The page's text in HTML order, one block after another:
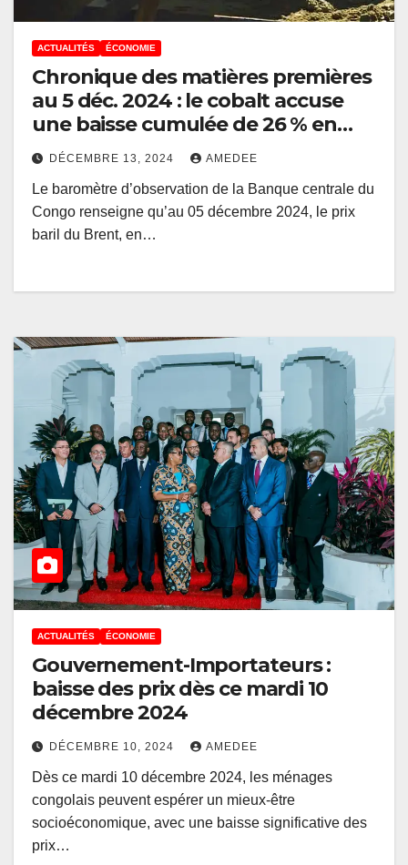
ACTUALITÉS ÉCONOMIE
Chronique des matières premières
au 5 déc. 2024 : le cobalt accuse
une baisse cumulée de 26 % en
2024
DÉCEMBRE 13, 2024 AMEDEE
Le baromètre d’observation de la Banque centrale du
Congo renseigne qu’au 05 décembre 2024, le prix
baril du Brent, en…
ACTUALITÉS ÉCONOMIE
Gouvernement-Importateurs :
baisse des prix dès ce mardi 10
décembre 2024
DÉCEMBRE 10, 2024 AMEDEE
Dès ce mardi 10 décembre 2024, les ménages
congolais peuvent espérer un mieux-être
socioéconomique, avec une baisse significative des
prix…